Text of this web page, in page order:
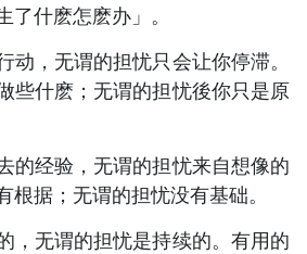
什麽怎麽办」。
动，无谓的担忧只会让你停滞。
些什麽；无谓的担忧後你只是原
的经验，无谓的担忧来自想像的
根据；无谓的担忧没有基础。
，无谓的担忧是持续的。有用的